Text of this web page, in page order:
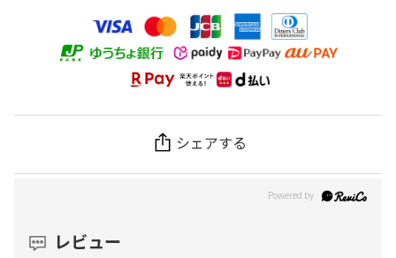
シェアする
レビュー